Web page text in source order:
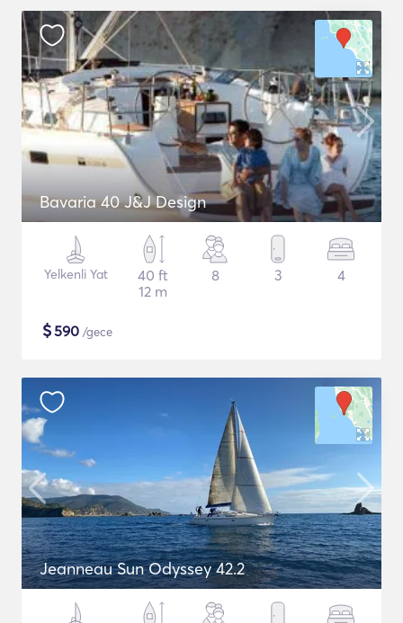
Bavaria 40 J&J Design
Yelkenli Yat
40 ft
12 m
8 3 4
$590 /gece
Jeanneau Sun Odyssey 42.2